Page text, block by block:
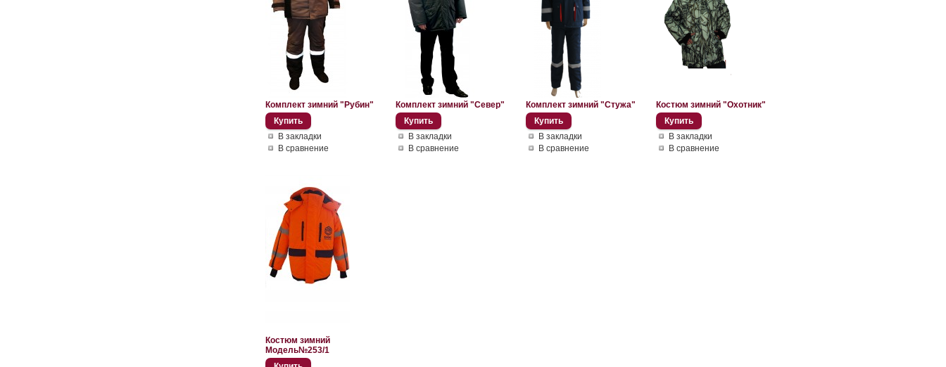
Комплект зимний "Рубин"
В закладки
В сравнение
Комплект зимний "Север"
В закладки
В сравнение
Комплект зимний "Стужа"
В закладки
В сравнение
Костюм зимний "Охотник"
В закладки
В сравнение
Костюм зимний
Модель№253/1